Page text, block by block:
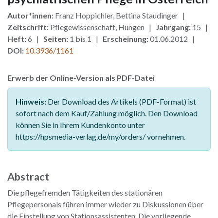
Autor*innen: Franz Hoppichler, Bettina Staudinger |
Zeitschrift: Pflegewissenschaft, Hungen | Jahrgang: 15 |
Heft:6 | Seiten: 1 bis 1 | Erscheinung:01.06.2012 |
DOI: 10.3936/1161
Erwerb der Online-Version als PDF-Datei
Hinweis: Der Download des Artikels (PDF-Format) ist
sofort nach dem Kauf/Zahlung möglich. Den Download
können Sie in Ihrem Kundenkonto unter
https://hpsmedia-verlag.de/my/orders/ vornehmen.
Abstract
Die pflegefremden Tätigkeiten des stationären
Pflegepersonals führen immer wieder zu Diskussionen über
die Einstellung von Stationsassistenten. Die vorliegende